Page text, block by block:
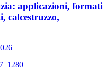
applicazioni, formati
calcestruzzo,